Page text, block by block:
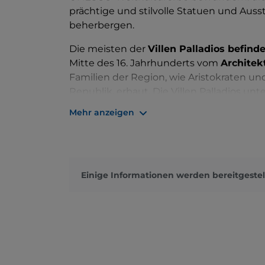
prächtige und stilvolle Statuen und
beherbergen.
Die meisten der Villen Palladios
Mitte des 16. Jahrhunderts vom
Familien der Region, wie Aristokraten
geschaffen wurden, sondern vor allem
den bedeutendsten Künstlern jener Zeit
und viele andere
Mehr anzeigen
Einige Informationen werden